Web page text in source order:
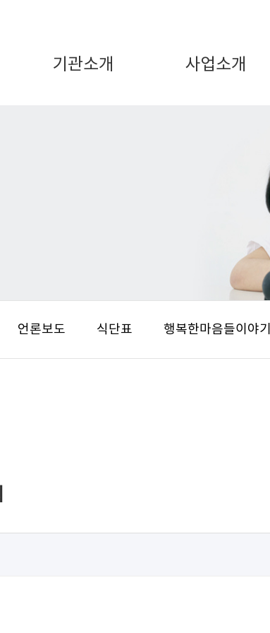
기관소개 사업소개
언론보도 식단표 행복한마음들이야기